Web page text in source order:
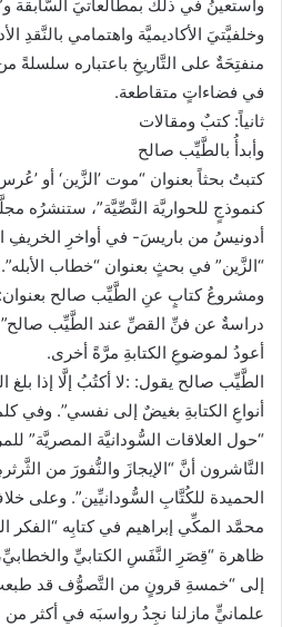
وأستعينُ في ذلك بمطالعاتيَ السَّابقة
وخلفيَّتيَ الأكاديميَّة واهتمامي بالنَّقدِ
منفتِحَةٌ على التَّاريخِ باعتباره سلسلةً
في فضاءاتٍ متقاطعة.
ثانياً: كتبٌ ومقالات
وأبدأُ بالطَّيِّب صالح
كتبتُ بحثاً بعنوان “موت ’الزَّين‘ أو
كنموذجٍ للحواريَّة النَّصِّيَّة”، ستنشرُه
أدونيسُ من باريسَ- في أواخرِ الخريفِ
“الزَّين” في بحثٍ بعنوان “خطاب
ومشروعُ كتابٍ عنِ الطَّيِّب صالح بعنوان:
دراسةٌ عن فنِّ القصِّ عند الطَّيِّب
أعودُ لموضوعِ الكتابةِ مرَّةً أخرى.
الطَّيِّب صالح يقول: :لا أكتُبُ إلَّا إذا بلغ
أنواعِ الكتابةِ بغيضٌ إلى نفسي”. وفي
“حول العلاقات السُّودانيَّة المصريَّة”
النَّاشرون أنَّ “الإيجازَ والنُّفورَ من
الحميدة للكُتَّابِ السُّودانيِّين”. وعلى
محمَّد المكِّي إبراهيم في كتابِه “الفكر
ظاهرة “قِصَرِ النَّفَسِ الكتابيِّ
إلى “خمسةِ قرونٍ من التَّصوُّف قد طبعتِ
علمانيٍّ مازلنا نجِدُ رواسبَه في أكثر من